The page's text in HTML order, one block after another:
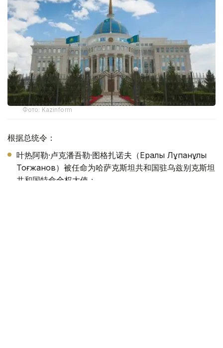
Фото: Kazinform
根据总统令：
叶热阿勒·卢克潘吾勒·图格扎诺夫（Ералы Лұқпанұлы
Тоғжанов）被任命为哈萨克斯坦共和国驻乌兹别克斯坦
共和国特命全权大使；